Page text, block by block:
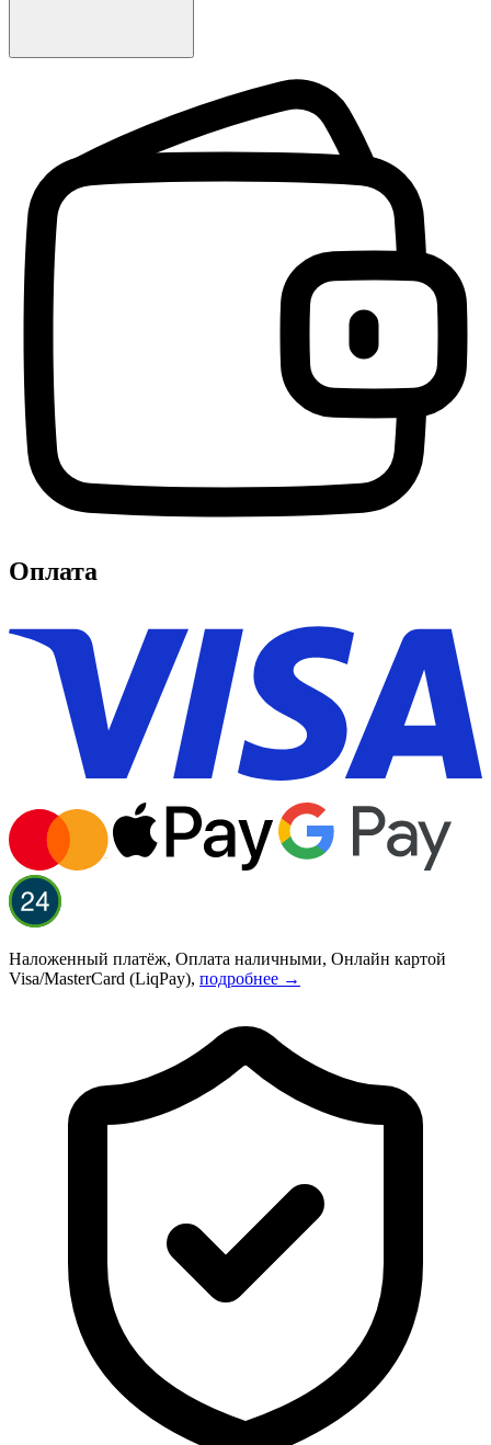
Оплата
Наложенный платёж, Оплата наличными, Онлайн картой
Visa/MasterCard (LiqPay), подробнее →